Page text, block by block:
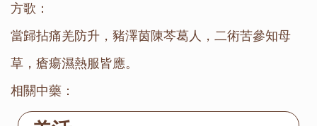
方歌：
當歸拈痛羌防升，豬澤茵陳芩葛人，二術苦參知母
草，瘡瘍濕熱服皆應。
相關中藥：